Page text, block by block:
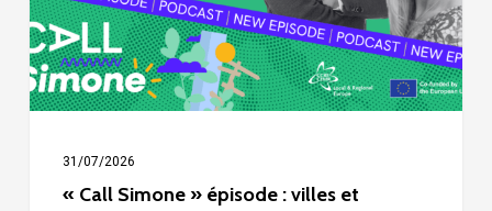
et
numérisation
31/07/2026
« Call Simone » épisode : villes et